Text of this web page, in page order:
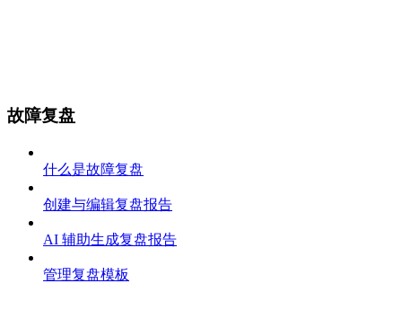
故障复盘
什么是故障复盘
创建与编辑复盘报告
AI 辅助生成复盘报告
管理复盘模板